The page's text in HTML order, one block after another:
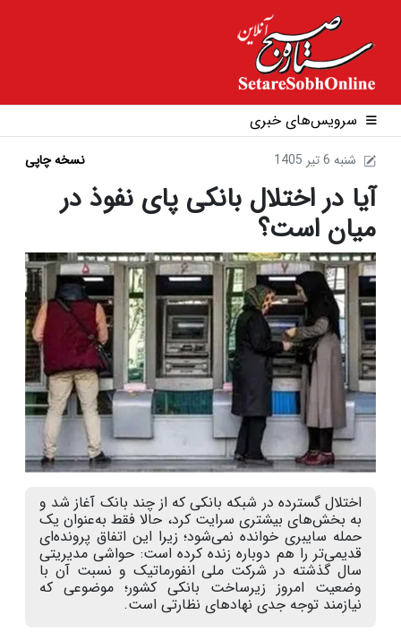
سرویس‌های خبری
1405 شنبه 6 تير نسخه چاپی
آیا در اختلال بانکی پای نفوذ در
میان است؟
اختلال گسترده در شبکه بانکی که از چند بانک آغاز شد و
به بخش‌های بیشتری سرایت کرد، حالا فقط به‌عنوان یک
حمله سایبری خوانده نمی‌شود؛ زیرا این اتفاق پرونده‌ای
قدیمی‌تر را هم دوباره زنده کرده است: حواشی مدیریتی
سال گذشته در شرکت ملی انفورماتیک و نسبت آن با
وضعیت امروز زیرساخت بانکی کشور؛ موضوعی که
نیازمند توجه جدی نهادهای نظارتی است.